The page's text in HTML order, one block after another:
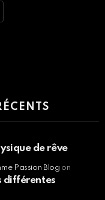
de rêve
Passion Blog on
différentes